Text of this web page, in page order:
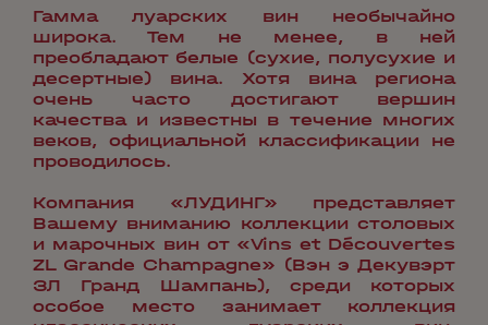
Гамма луарских вин необычайно
широка. Тем не менее, в ней
преобладают белые (сухие, полусухие и
десертные) вина. Хотя вина региона
очень часто достигают вершин
качества и известны в течение многих
веков, официальной классификации не
проводилось.
Компания «ЛУДИНГ» представляет
Вашему вниманию коллекции столовых
и марочных вин от «Vins et Découvertes
ZL Grande Champagne» (Вэн э Декувэрт
ЗЛ Гранд Шампань), среди которых
особое место занимает коллекция